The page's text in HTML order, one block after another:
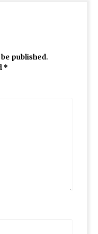
published.
*